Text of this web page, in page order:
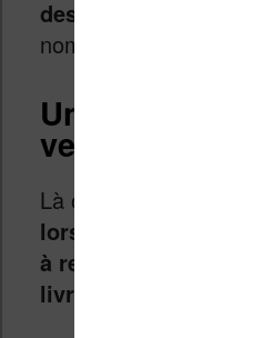
des ventes sur Amazon
nombreuses librairies
Un fait
ventes du livres
Là où l’histoire devient
lorsque des sites
à relayer des
livre serait en rupture